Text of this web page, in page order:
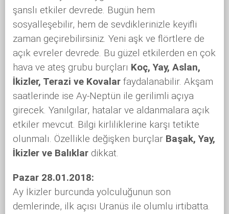
şanslı etkiler devrede. Bugün hem
sosyalleşebilir, hem de sevdiklerinizle keyifli
zaman geçirebilirsiniz. Yeni aşk ve flörtlere de
açık evreler devrede. Bu güzel etkilerden en çok
hava ve ateş grubu burçları Koç, Yay, Aslan,
İkizler, Terazi ve Kovalar faydalanabilir. Akşam
saatlerinde ise Ay-Neptün ile gerilimli açıya
girecek. Yanılgılar, hatalar ve aldanmalara açık
etkiler mevcut. Bilgi kirliliklerine karşı tetikte
olunmalı. Özellikle değişken burçlar Başak, Yay,
İkizler ve Balıklar dikkat.
Pazar 28.01.2018:
Ay İkizler burcunda yolculuğunun son
demlerinde, ilk açısı Uranüs ile olumlu irtibatta.